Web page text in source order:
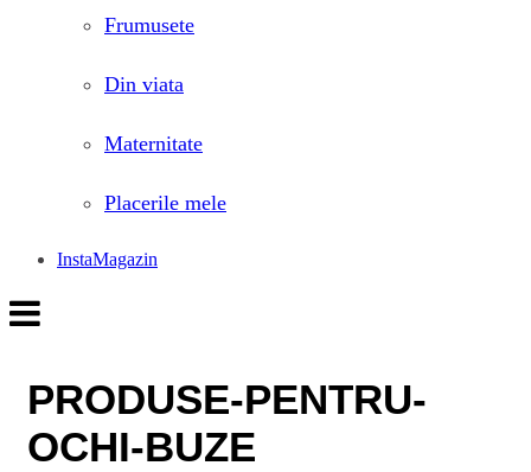
Frumusete
Din viata
Maternitate
Placerile mele
InstaMagazin
PRODUSE-PENTRU-
OCHI-BUZE